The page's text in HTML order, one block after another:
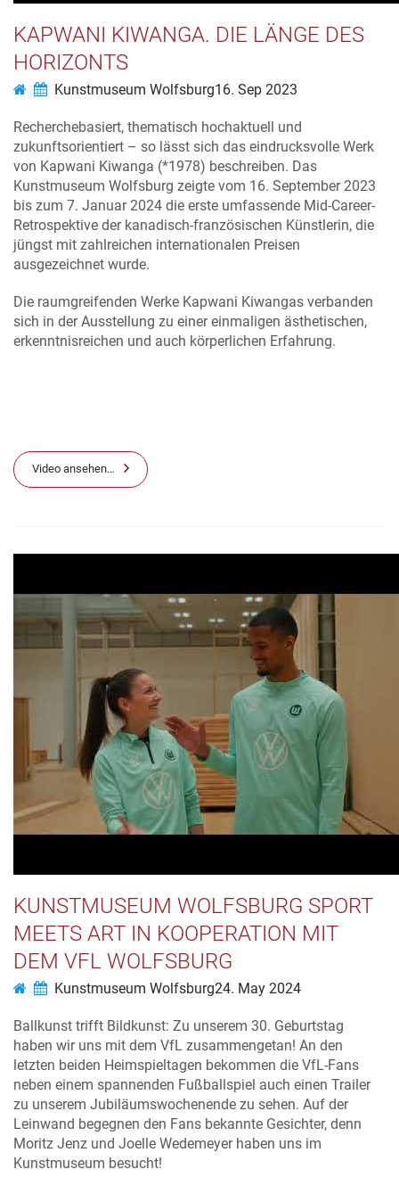
KAPWANI KIWANGA. DIE LÄNGE DES
HORIZONTS
Kunstmuseum Wolfsburg16. Sep 2023
Recherchebasiert, thematisch hochaktuell und
zukunftsorientiert – so lässt sich das eindrucksvolle Werk
von Kapwani Kiwanga (*1978) beschreiben. Das
Kunstmuseum Wolfsburg zeigte vom 16. September 2023
bis zum 7. Januar 2024 die erste umfassende Mid-Career-
Retrospektive der kanadisch-französischen Künstlerin, die
jüngst mit zahlreichen internationalen Preisen
ausgezeichnet wurde.
Die raumgreifenden Werke Kapwani Kiwangas verbanden
sich in der Ausstellung zu einer einmaligen ästhetischen,
erkenntnisreichen und auch körperlichen Erfahrung.
Video ansehen…
KUNSTMUSEUM WOLFSBURG SPORT
MEETS ART IN KOOPERATION MIT
DEM VFL WOLFSBURG
Kunstmuseum Wolfsburg24. May 2024
Ballkunst trifft Bildkunst: Zu unserem 30. Geburtstag
haben wir uns mit dem VfL zusammengetan! An den
letzten beiden Heimspieltagen bekommen die VfL-Fans
neben einem spannenden Fußballspiel auch einen Trailer
zu unserem Jubiläumswochenende zu sehen. Auf der
Leinwand begegnen den Fans bekannte Gesichter, denn
Moritz Jenz und Joelle Wedemeyer haben uns im
Kunstmuseum besucht!